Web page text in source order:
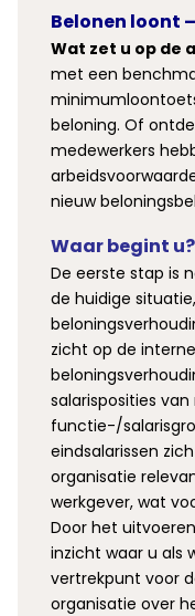
Belonen loont
Wat zet u op de
met een
beloning. Of
medewerkers
nieuw
Waar begint u?
De eerste stap is
de huidige
zicht op de
salarisposities
functie-/
eindsalarissen
organisatie
werkgever, wat
Door het
inzicht waar u als
vertrekpunt voor
organisatie over